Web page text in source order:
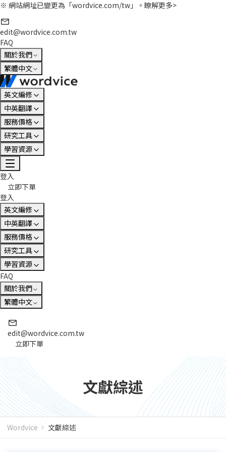
※ 網站網址已變更為「wordvice.com/tw」。 瞭解更多>
edit@wordvice.com.tw
FAQ
關於我們
繁體中文
英文編修
中英翻譯
服務價格
研究工具
學習資源
登入
立即下單
登入
英文編修
中英翻譯
服務價格
研究工具
學習資源
FAQ
關於我們
繁體中文
edit@wordvice.com.tw
立即下單
文獻綜述
Wordvice 文獻綜述